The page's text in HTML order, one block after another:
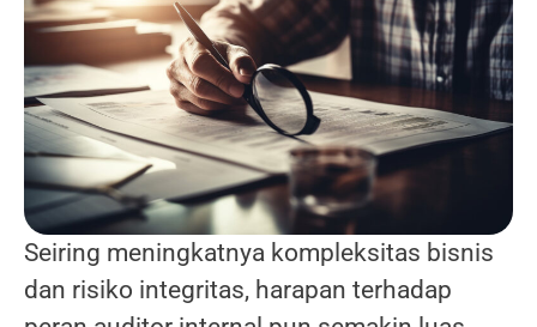
Seiring meningkatnya kompleksitas bisnis
dan risiko integritas, harapan terhadap